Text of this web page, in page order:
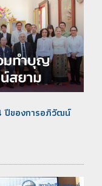
ปีของการอภิวัฒน์